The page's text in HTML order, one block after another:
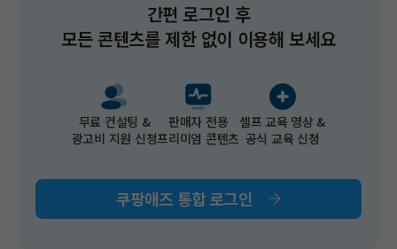
간편 로그인 후​
모든 콘텐츠를 제한 없이 이용해 보세요​
무료 컨설팅 &​
광고비 지원 신청​
판매자 전용
프리미엄 콘텐츠
셀프 교육 영상 &
공식 교육 신청
쿠팡애즈 통합 로그인